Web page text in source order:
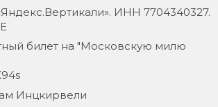
ИНН 7704340327.
билет на "Московскую милю
Инцкирвели